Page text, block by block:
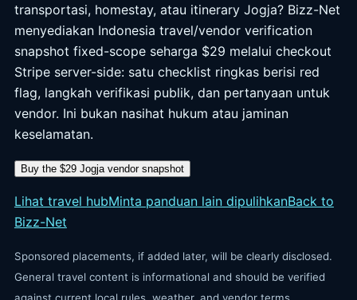
transportasi, homestay, atau itinerary Jogja? Bizz-Net
menyediakan Indonesia travel/vendor verification
snapshot fixed-scope seharga $29 melalui checkout
Stripe server-side: satu checklist ringkas berisi red
flag, langkah verifikasi publik, dan pertanyaan untuk
vendor. Ini bukan nasihat hukum atau jaminan
keselamatan.
Buy the $29 Jogja vendor snapshot
Lihat travel hubMinta panduan lain dipulihkanBack to
Bizz-Net
Sponsored placements, if added later, will be clearly disclosed.
General travel content is informational and should be verified